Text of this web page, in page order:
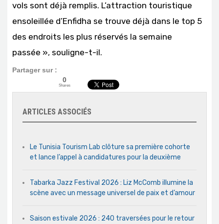
vols sont déjà remplis. L’attraction touristique
ensoleillée d’Enfidha se trouve déjà dans le top 5
des endroits les plus réservés la semaine
passée », souligne-t-il.
Partager sur :
0
Shares
ARTICLES ASSOCIÉS
Le Tunisia Tourism Lab clôture sa première cohorte
et lance l’appel à candidatures pour la deuxième
Tabarka Jazz Festival 2026 : Liz McComb illumine la
scène avec un message universel de paix et d’amour
Saison estivale 2026 : 240 traversées pour le retour